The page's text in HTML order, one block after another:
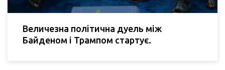
Величезна політична дуель між
Байденом і Трампом стартує.